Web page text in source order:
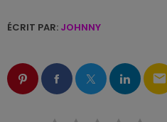
ÉCRIT PAR: JOHNNY
email